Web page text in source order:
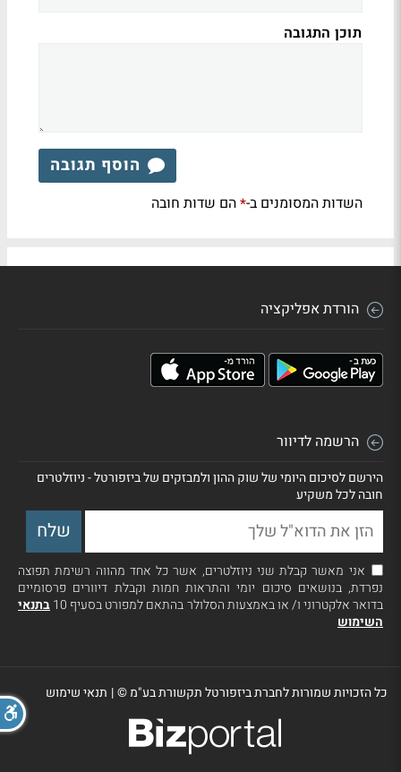
תוכן התגובה
הוסף תגובה
השדות המסומנים ב-*הם שדות חובה
הורדת אפליקציה
הרשמה לדיוור
הירשם לסיכום היומי של שוק ההון ולמבזקים של ביזפורטל - ניוזלטרים
חובה לכל משקיע
אני מאשר קבלת שני ניוזלטרים, אשר כל אחד מהווה רשימת תפוצה
נפרדת, בנושאים סיכום יומי והתראות חמות וקבלת דיוורים פרסומיים
בדואר אלקטרוני ו/ או באמצעות הסלולר בהתאם למפורט בסעיף 10
בתנאי
השימוש
כל הזכויות שמורות לחברת ביזפורטל תקשורת בע"מ ©| תנאי שימוש